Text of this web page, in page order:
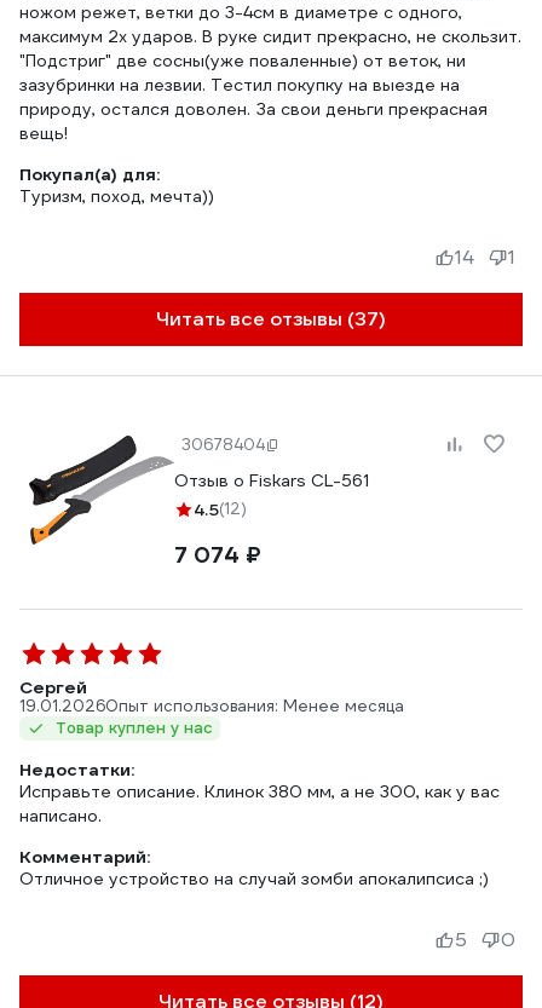
ножом режет, ветки до 3-4см в диаметре с одного,
максимум 2х ударов. В руке сидит прекрасно, не скользит.
"Подстриг" две сосны(уже поваленные) от веток, ни
зазубринки на лезвии. Тестил покупку на выезде на
природу, остался доволен. За свои деньги прекрасная
вещь!
Покупал(а) для:
Туризм, поход, мечта))
Читать все отзывы (37)
14 1
30678404
Отзыв о Fiskars CL-561
4.5(12)
7 074 ₽
Сергей
19.01.2026Опыт использования: Менее месяца
Товар куплен у нас
Недостатки:
Исправьте описание. Клинок 380 мм, а не 300, как у вас
написано.
Комментарий:
Отличное устройство на случай зомби апокалипсиса ;)
Читать все отзывы (12)
5 0